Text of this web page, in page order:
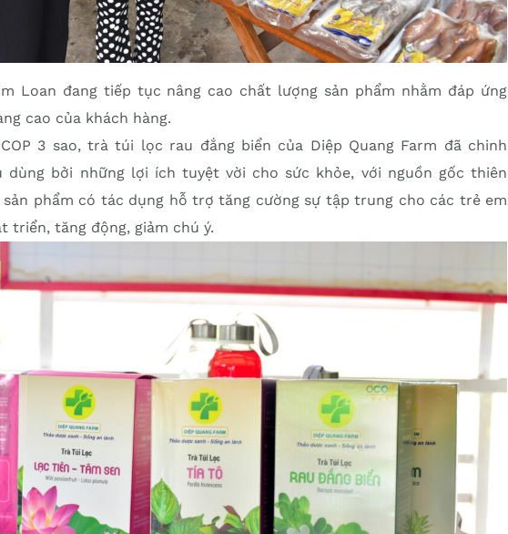
Loan đang tiếp tục nâng cao chất lượng sản phẩm nhằm đáp ứng
cao của khách hàng.
3 sao, trà túi lọc rau đắng biển của Diệp Quang Farm đã chinh
dùng bởi những lợi ích tuyệt vời cho sức khỏe, với nguồn gốc thiên
sản phẩm có tác dụng hỗ trợ tăng cường sự tập trung cho các trẻ em
triển, tăng động, giảm chú ý.